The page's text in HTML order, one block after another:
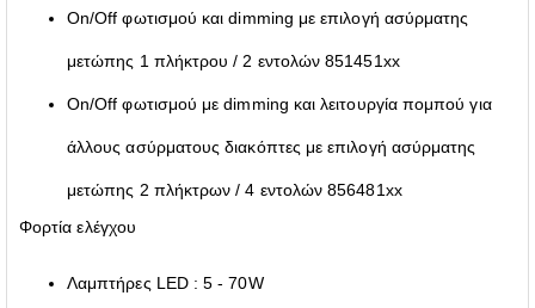
On/Off φωτισμού και dimming με επιλογή ασύρματης
μετώπης 1 πλήκτρου / 2 εντολών 851451xx
On/Off φωτισμού με dimming και λειτουργία πομπού για
άλλους ασύρματους διακόπτες με επιλογή ασύρματης
μετώπης 2 πλήκτρων / 4 εντολών 856481xx
Φορτία ελέγχου
Λαμπτήρες LED : 5 - 70W